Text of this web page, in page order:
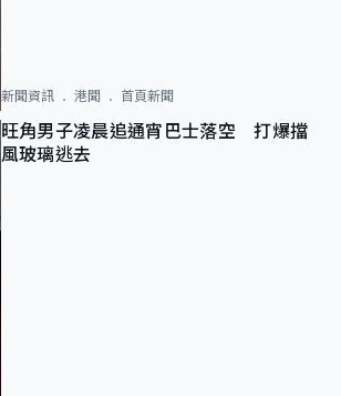
新聞資訊 港聞 首頁新聞
旺角男子凌晨追通宵巴士落空 打爆擋
風玻璃逃去